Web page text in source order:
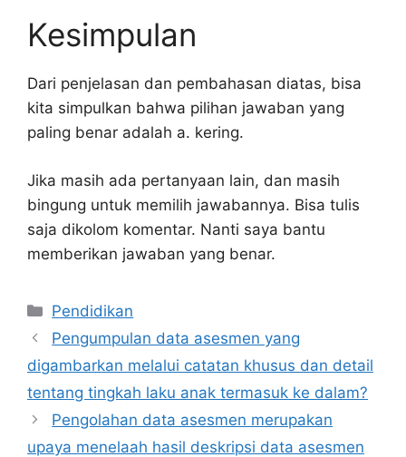
Kesimpulan
Dari penjelasan dan pembahasan diatas, bisa
kita simpulkan bahwa pilihan jawaban yang
paling benar adalah a. kering.
Jika masih ada pertanyaan lain, dan masih
bingung untuk memilih jawabannya. Bisa tulis
saja dikolom komentar. Nanti saya bantu
memberikan jawaban yang benar.
Kategori
Pendidikan
Pengumpulan data asesmen yang
digambarkan melalui catatan khusus dan detail
tentang tingkah laku anak termasuk ke dalam?
Pengolahan data asesmen merupakan
upaya menelaah hasil deskripsi data asesmen